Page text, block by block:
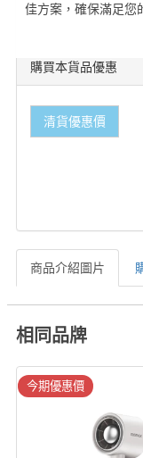
佳方案，確保滿足您
購買本貨品優惠
清貨優惠價
商品介紹圖片
相同品牌
今期優惠價